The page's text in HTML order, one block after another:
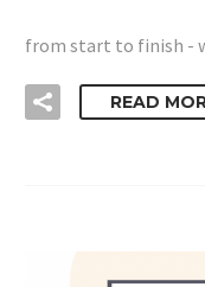
from start to finish -
READ